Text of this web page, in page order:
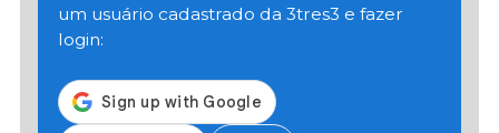
um usuário cadastrado da 3tres3 e fazer
login: